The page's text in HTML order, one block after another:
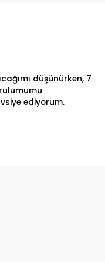
düşünürken, 7
ediyorum.